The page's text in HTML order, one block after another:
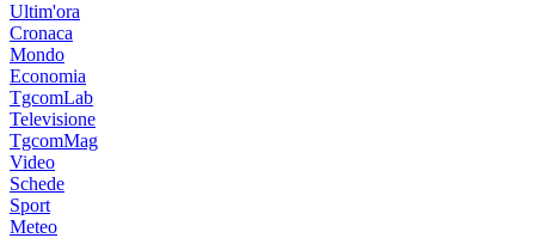
Ultim'ora
Cronaca
Mondo
Economia
TgcomLab
Televisione
TgcomMag
Video
Schede
Sport
Meteo